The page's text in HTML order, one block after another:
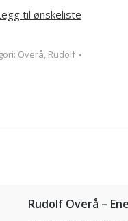
til ønskeliste
Overå, Rudolf
Rudolf Overå –